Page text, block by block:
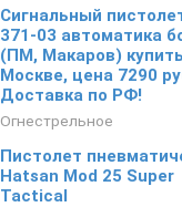
Сигнальный
371-03 автоматика
(ПМ, Макаров)
Москве, цена 7290
Доставка по РФ!
Огнестрельное
Пистолет
Hatsan Mod 25 Super
Tactical